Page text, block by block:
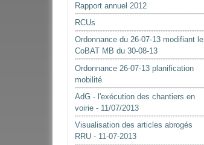
Rapport annuel 2012
RCUs
Ordonnance du 26-07-13 modifiant le
CoBAT MB du 30-08-13
Ordonnance 26-07-13 planification
mobilité
AdG - l'exécution des chantiers en
voirie - 11/07/2013
Visualisation des articles abrogés
RRU - 11-07-2013